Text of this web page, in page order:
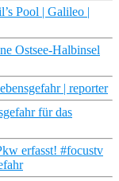
Pool | Galileo |
Ostsee-Halbinsel
| reporter
für das
erfasst! #focustv